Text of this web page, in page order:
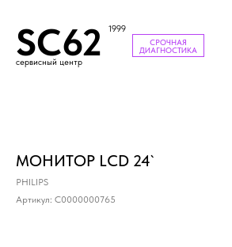
SC62 1999
сервисный центр
СРОЧНАЯ
ДИАГНОСТИКА
МОНИТОР LCD 24`
PHILIPS
Артикул: С0000000765